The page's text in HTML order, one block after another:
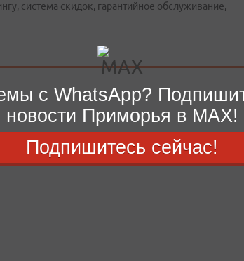
система скидок, гарантийное обслуживание,
с WhatsApp?
новости Приморья в MAX!
Подпишитесь сейчас!